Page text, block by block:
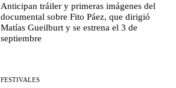
Anticipan tráiler y primeras imágenes del
documental sobre Fito Páez, que dirigió
Matías Gueilburt y se estrena el 3 de
septiembre
FESTIVALES